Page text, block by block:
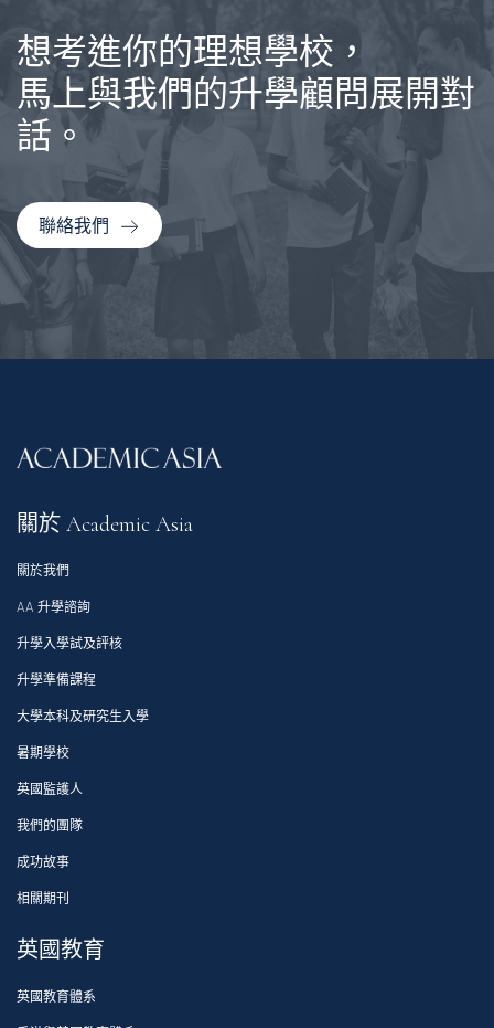
想考進你的理想學校，
馬上與我們的升學顧問展開對
話。
聯絡我們
關於 Academic Asia
關於我們
AA 升學諮詢
升學入學試及評核
升學準備課程
大學本科及研究生入學
暑期學校
英國監護人
我們的團隊
成功故事
相關期刊
英國教育
英國教育體系